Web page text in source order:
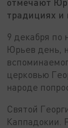
традициях и
9 декабря по
Юрьев день,
церковью
народе
Святой
Каппадокии.